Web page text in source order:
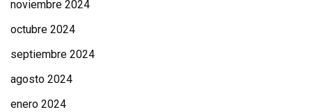
noviembre 2024
octubre 2024
septiembre 2024
agosto 2024
enero 2024